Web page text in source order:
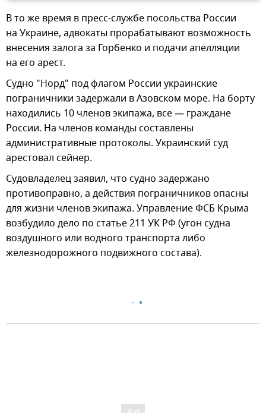
В то же время в пресс-службе посольства России
на Украине, адвокаты прорабатывают возможность
внесения залога за Горбенко и подачи апелляции
на его арест.
Судно "Норд" под флагом России украинские
пограничники задержали в Азовском море. На борту
находились 10 членов экипажа, все — граждане
России. На членов команды составлены
административные протоколы. Украинский суд
арестовал сейнер.
Судовладелец заявил, что судно задержано
противоправно, а действия пограничников опасны
для жизни членов экипажа. Управление ФСБ Крыма
возбудило дело по статье 211 УК РФ (угон судна
воздушного или водного транспорта либо
железнодорожного подвижного состава).